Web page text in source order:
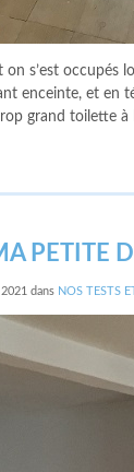
on s’est
enceinte, et en
grand toilette à
PETITE
dans NOS TESTS